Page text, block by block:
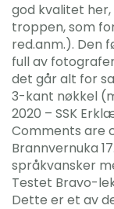
god kvalitet
troppen, som
red.anm.). Den
full av
det går alt for
3-kant nøkkel
2020 – SSK
Comments are
Brannvernuka
språkvansker
Testet Bravo-
Dette er et av